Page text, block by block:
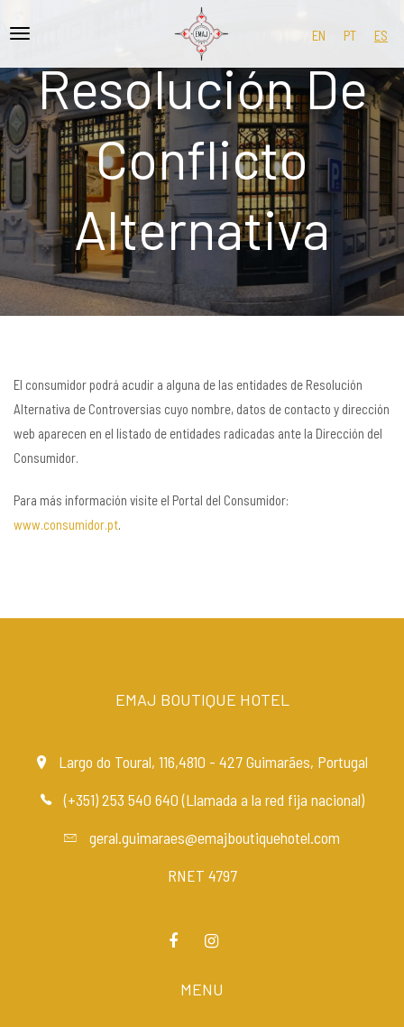
EN PT ES
Resolución De
Conflicto
Alternativa
El consumidor podrá acudir a alguna de las entidades de Resolución
Alternativa de Controversias cuyo nombre, datos de contacto y dirección
web aparecen en el listado de entidades radicadas ante la Dirección del
Consumidor.
Para más información visite el Portal del Consumidor:
www.consumidor.pt.
EMAJ BOUTIQUE HOTEL
Largo do Toural, 116,4810 - 427 Guimarães, Portugal
(+351) 253 540 640 (Llamada a la red fija nacional)
geral.guimaraes@emajboutiquehotel.com
RNET 4797
MENU